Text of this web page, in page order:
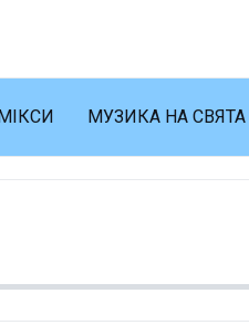
МУЗИКА НА СВЯТА